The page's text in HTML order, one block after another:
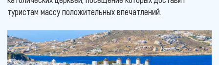
туристам массу положительных впечатлений.